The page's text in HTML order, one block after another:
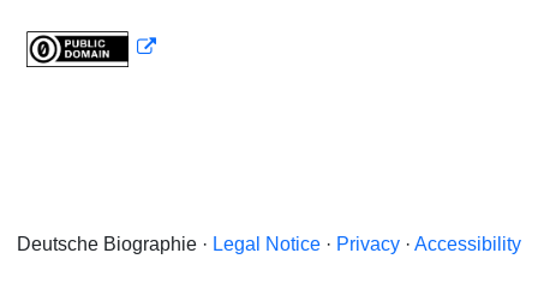
Deutsche Biographie · Legal Notice · Privacy · Accessibility